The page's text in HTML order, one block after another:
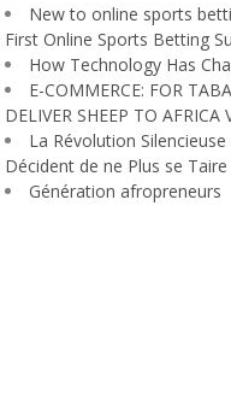
New to online sports
First Online Sports Betting
How Technology Has
E-COMMERCE: FOR
DELIVER SHEEP TO AFRICA
La Révolution
Décident de ne Plus se Taire
Génération afropreneurs